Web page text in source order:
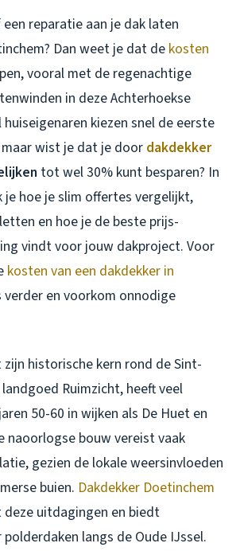
reparatie aan je dak laten
Dan weet je dat de kosten
vooral met de regenachtige
in deze Achterhoekse
kiezen snel de eerste
wist je dat je door dakdekker
tot wel 30% kunt besparen? In
hoe je slim offertes vergelijkt,
en hoe je de beste prijs-
vindt voor jouw dakproject. Voor
kosten van een dakdekker in
verder en voorkom onnodige
historische kern rond de Sint-
Ruimzicht, heeft veel
50-60 in wijken als De Huet en
naoorlogse bouw vereist vaak
gezien de lokale weersinvloeden
buien. Dakdekker Doetinchem
uitdagingen en biedt
langs de Oude IJssel.